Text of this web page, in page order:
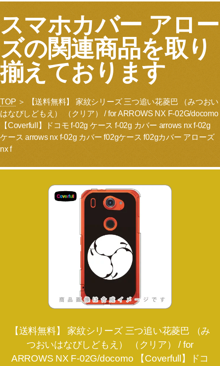
スマホカバー アロー
ズの関連商品を取り
揃えております
TOP ＞ 【送料無料】 家紋シリーズ 三つ追い花菱巴 （みつおい
はなびしどもえ） （クリア） / for ARROWS NX F-02G/docomo
【Coverfull】ドコモ f-02g ケース f-02g カバー arrows nx f-02g
ケース arrows nx f-02g カバー f02gケース f02gカバー アローズ
nx f
【送料無料】 家紋シリーズ 三つ追い花菱巴 （み
つおいはなびしどもえ） （クリア） / for
ARROWS NX F-02G/docomo 【Coverfull】ドコ